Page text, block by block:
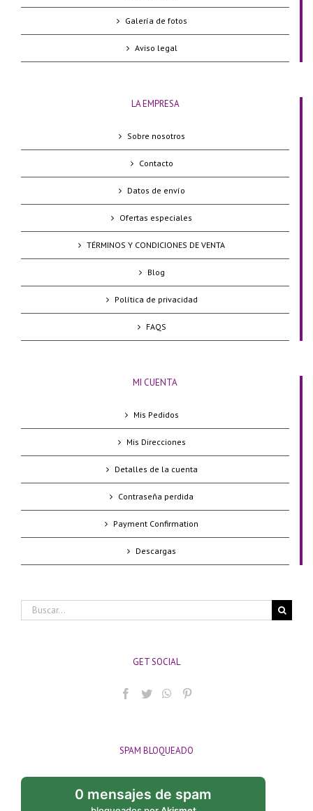
Galería de fotos
Aviso legal
LA EMPRESA
Sobre nosotros
Contacto
Datos de envío
Ofertas especiales
TÉRMINOS Y CONDICIONES DE VENTA
Blog
Política de privacidad
FAQS
MI CUENTA
Mis Pedidos
Mis Direcciones
Detalles de la cuenta
Contraseña perdida
Payment Confirmation
Descargas
Buscar:
GET SOCIAL
SPAM BLOQUEADO
0 mensajes de spam